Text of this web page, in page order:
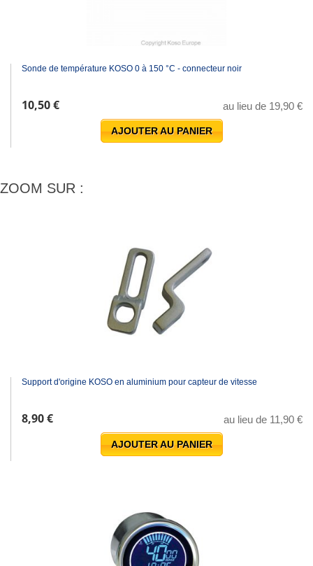
Sonde de température KOSO 0 à 150 °C - connecteur noir
10,50 € au lieu de 19,90 €
AJOUTER AU PANIER
ZOOM SUR :
Support d'origine KOSO en aluminium pour capteur de vitesse
8,90 € au lieu de 11,90 €
AJOUTER AU PANIER